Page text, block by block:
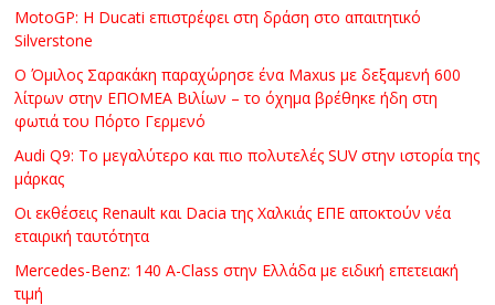
MotoGP: Η Ducati επιστρέφει στη δράση στο απαιτητικό
Silverstone
Ο Όμιλος Σαρακάκη παραχώρησε ένα Maxus με δεξαμενή 600
λίτρων στην ΕΠΟΜΕΑ Βιλίων – το όχημα βρέθηκε ήδη στη
φωτιά του Πόρτο Γερμενό
Audi Q9: Το μεγαλύτερο και πιο πολυτελές SUV στην ιστορία της
μάρκας
Οι εκθέσεις Renault και Dacia της Χαλκιάς ΕΠΕ αποκτούν νέα
εταιρική ταυτότητα
Mercedes-Benz: 140 A-Class στην Ελλάδα με ειδική επετειακή
τιμή